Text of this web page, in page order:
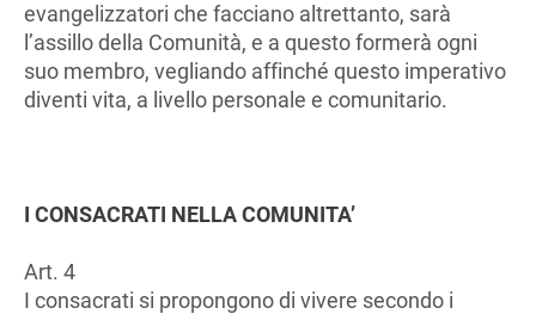
evangelizzatori che facciano altrettanto, sarà
l’assillo della Comunità, e a questo formerà ogni
suo membro, vegliando affinché questo imperativo
diventi vita, a livello personale e comunitario.
I CONSACRATI NELLA COMUNITA’
Art. 4
I consacrati si propongono di vivere secondo i